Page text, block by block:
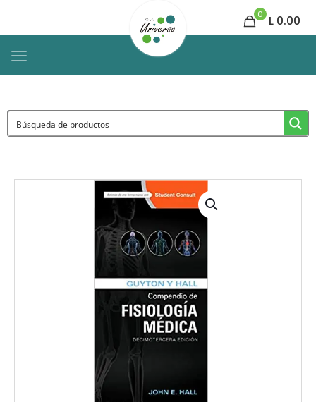
0 L 0.00